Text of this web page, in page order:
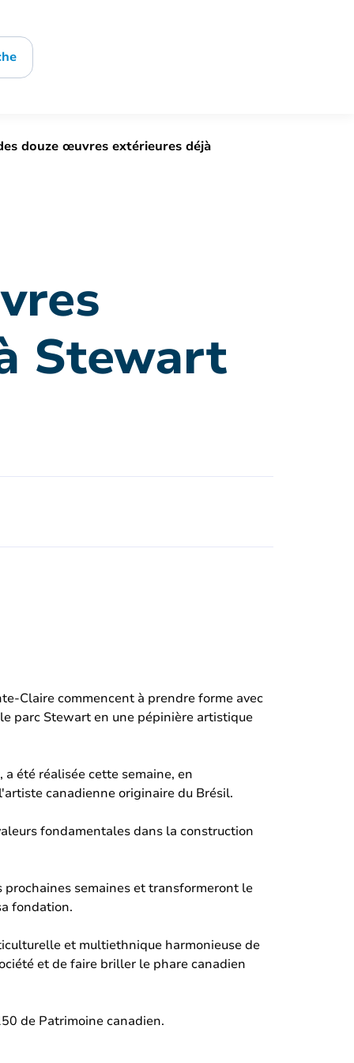
douze œuvres extérieures déjà
Stewart
Claire commencent à prendre forme avec
parc Stewart en une pépinière artistique
été réalisée cette semaine, en
canadienne originaire du Brésil.
fondamentales dans la construction
prochaines semaines et transformeront le
fondation.
et multiethnique harmonieuse de
et de faire briller le phare canadien
de Patrimoine canadien.